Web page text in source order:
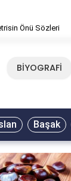
Önü Sözleri
BİYOGRAFİ
Başak